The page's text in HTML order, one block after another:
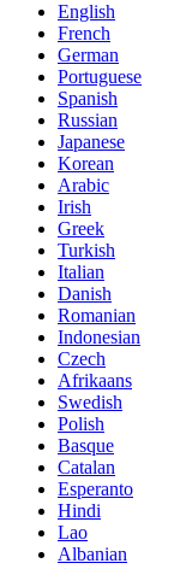
English
French
German
Portuguese
Spanish
Russian
Japanese
Korean
Arabic
Irish
Greek
Turkish
Italian
Danish
Romanian
Indonesian
Czech
Afrikaans
Swedish
Polish
Basque
Catalan
Esperanto
Hindi
Lao
Albanian